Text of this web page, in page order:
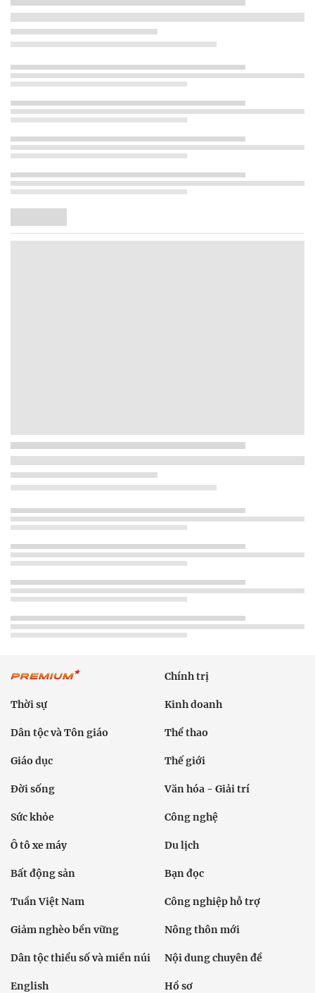
Chính trị
Thời sự Kinh doanh
Dân tộc và Tôn giáo Thể thao
Giáo dục Thế giới
Đời sống Văn hóa - Giải trí
Sức khỏe Công nghệ
Ô tô xe máy Du lịch
Bất động sản Bạn đọc
Tuần Việt Nam Công nghiệp hỗ trợ
Giảm nghèo bền vững Nông thôn mới
Dân tộc thiểu số và miền núi Nội dung chuyên đề
English Hồ sơ